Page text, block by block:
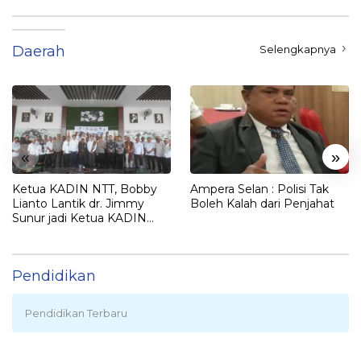
Daerah Selengkapnya
« »
Ketua KADIN NTT, Bobby
Lianto Lantik dr. Jimmy
Sunur jadi Ketua KADIN
Ampera Selan : Polisi Tak
Boleh Kalah dari Penjahat
Pendidikan
Pendidikan Terbaru